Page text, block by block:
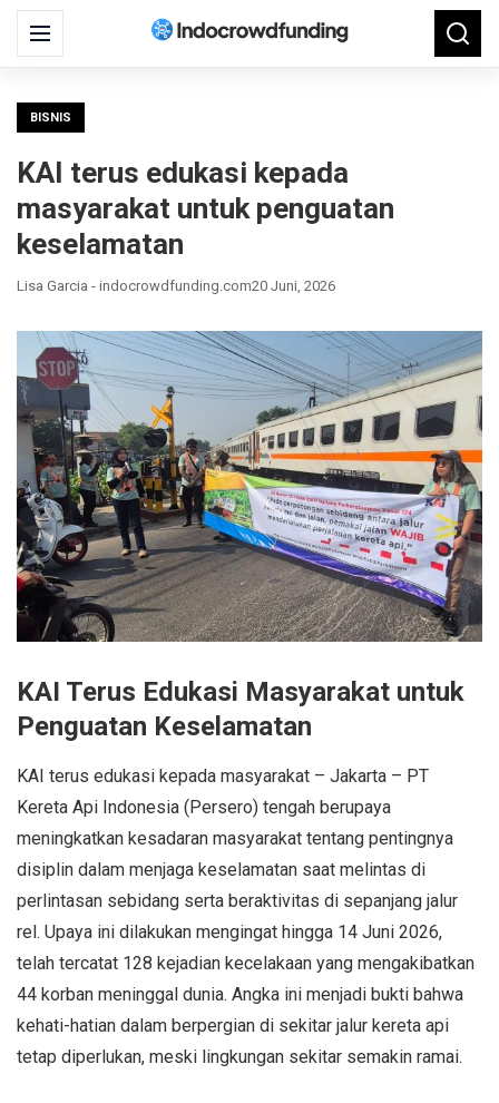
Menu
Search
for:
BISNIS
KAI terus edukasi kepada
masyarakat untuk penguatan
keselamatan
Lisa Garcia - indocrowdfunding.com20 Juni, 2026
KAI Terus Edukasi Masyarakat untuk
Penguatan Keselamatan
KAI terus edukasi kepada masyarakat – Jakarta – PT
Kereta Api Indonesia (Persero) tengah berupaya
meningkatkan kesadaran masyarakat tentang pentingnya
disiplin dalam menjaga keselamatan saat melintas di
perlintasan sebidang serta beraktivitas di sepanjang jalur
rel. Upaya ini dilakukan mengingat hingga 14 Juni 2026,
telah tercatat 128 kejadian kecelakaan yang mengakibatkan
44 korban meninggal dunia. Angka ini menjadi bukti bahwa
kehati-hatian dalam berpergian di sekitar jalur kereta api
tetap diperlukan, meski lingkungan sekitar semakin ramai.